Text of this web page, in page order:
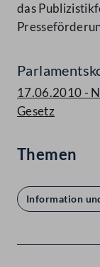
das
17.06.2010 -
Gesetz
Themen
Information